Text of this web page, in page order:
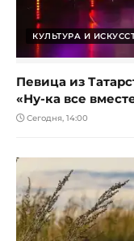
КУЛЬТУРА И
Певица из
«Ну-ка все
Сегодня, 14:00